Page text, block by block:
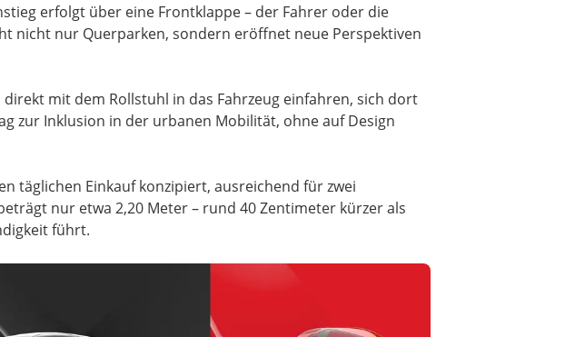
erfolgt über eine Frontklappe – der Fahrer oder die
nicht nur Querparken, sondern eröffnet neue Perspektiven
mit dem Rollstuhl in das Fahrzeug einfahren, sich dort
zur Inklusion in der urbanen Mobilität, ohne auf Design
täglichen Einkauf konzipiert, ausreichend für zwei
nur etwa 2,20 Meter – rund 40 Zentimeter kürzer als
führt.